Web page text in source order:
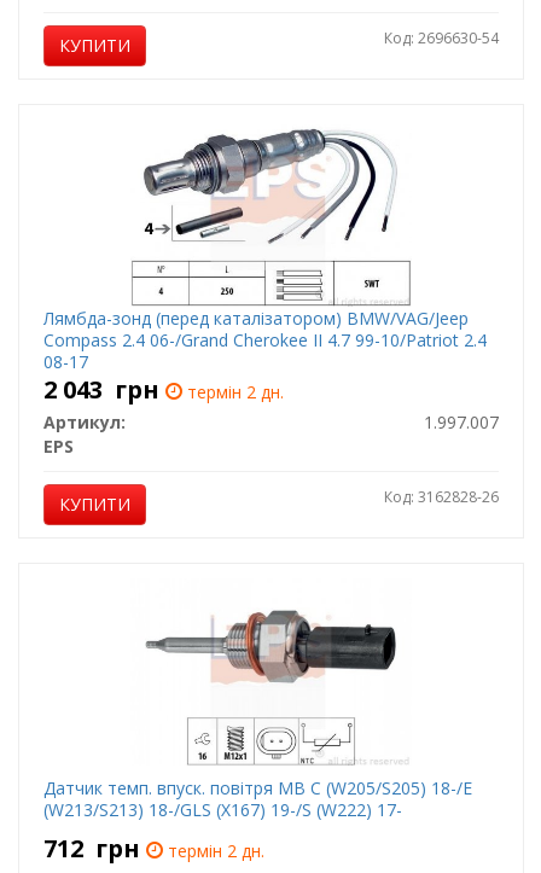
КУПИТИ Код: 2696630-54
Лямбда-зонд (перед каталізатором) BMW/VAG/Jeep
Compass 2.4 06-/Grand Cherokee II 4.7 99-10/Patriot 2.4
08-17
2 043 грн
термін 2 дн.
Артикул:
1.997.007
EPS
КУПИТИ Код: 3162828-26
Датчик темп. впуск. повітря MB C (W205/S205) 18-/E
(W213/S213) 18-/GLS (X167) 19-/S (W222) 17-
712 грн
термін 2 дн.